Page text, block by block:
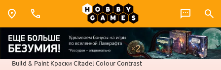
Build & Paint Краски Citadel ColourContrast